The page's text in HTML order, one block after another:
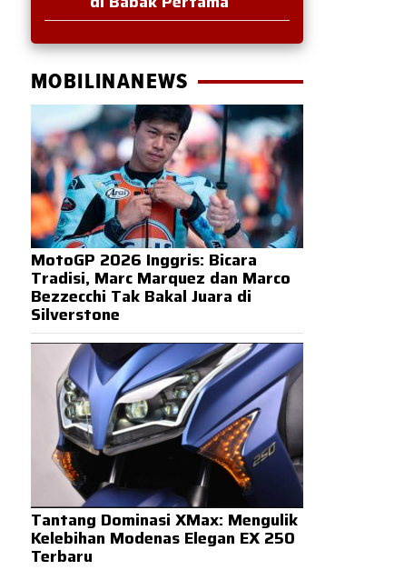
MOBILINANEWS
MotoGP 2026 Inggris: Bicara
Tradisi, Marc Marquez dan Marco
Bezzecchi Tak Bakal Juara di
Silverstone
Tantang Dominasi XMax: Mengulik
Kelebihan Modenas Elegan EX 250
Terbaru